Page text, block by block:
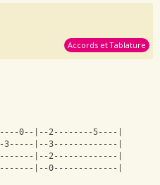
Accords et Tablature
0--|--2--------5----|
|--3-------------|
|--2-------------|
|--0-------------|